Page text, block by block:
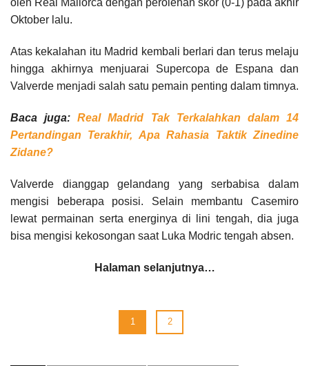
oleh Real Mallorca dengan perolehan skor (0-1) pada akhir
Oktober lalu.
Atas kekalahan itu Madrid kembali berlari dan terus melaju
hingga akhirnya menjuarai Supercopa de Espana dan
Valverde menjadi salah satu pemain penting dalam timnya.
Baca juga:Real Madrid Tak Terkalahkan dalam 14
Pertandingan Terakhir, Apa Rahasia Taktik Zinedine
Zidane?
Valverde dianggap gelandang yang serbabisa dalam
mengisi beberapa posisi. Selain membantu Casemiro
lewat permainan serta energinya di lini tengah, dia juga
bisa mengisi kekosongan saat Luka Modric tengah absen.
Halaman selanjutnya…
1 2